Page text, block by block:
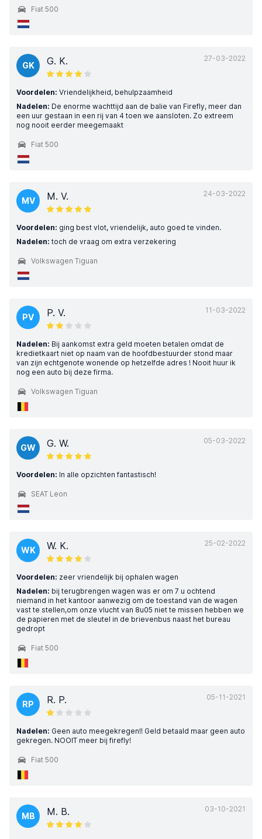
Fiat 500
27-03-2022
GK G. K.
Voordelen: Vriendelijkheid, behulpzaamheid
Nadelen: De enorme wachttijd aan de balie van Firefly, meer dan
een uur gestaan in een rij van 4 toen we aansloten. Zo extreem
nog nooit eerder meegemaakt
Fiat 500
24-03-2022
MV M. V.
Voordelen: ging best vlot, vriendelijk, auto goed te vinden.
Nadelen: toch de vraag om extra verzekering
Volkswagen Tiguan
11-03-2022
PV P. V.
Nadelen: Bij aankomst extra geld moeten betalen omdat de
kredietkaart niet op naam van de hoofdbestuurder stond maar
van zijn echtgenote wonende op hetzelfde adres ! Nooit huur ik
nog een auto bij deze firma.
Volkswagen Tiguan
05-03-2022
GW G. W.
Voordelen: In alle opzichten fantastisch!
SEAT Leon
25-02-2022
WK W. K.
Voordelen: zeer vriendelijk bij ophalen wagen
Nadelen: bij terugbrengen wagen was er om 7 u ochtend
niemand in het kantoor aanwezig om de toestand van de wagen
vast te stellen,om onze vlucht van 8u05 niet te missen hebben we
de papieren met de sleutel in de brievenbus naast het bureau
gedropt
Fiat 500
05-11-2021
RP R. P.
Nadelen: Geen auto meegekregen!! Geld betaald maar geen auto
gekregen. NOOIT meer bij firefly!
Fiat 500
03-10-2021
MB M. B.